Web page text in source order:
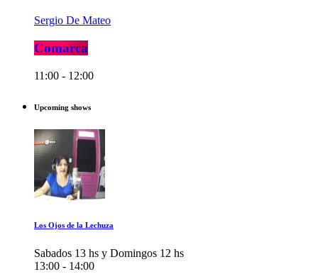
Sergio De Mateo
Comarca
11:00 - 12:00
Upcoming shows
Los Ojos de la Lechuza
Sabados 13 hs y Domingos 12 hs
13:00 - 14:00